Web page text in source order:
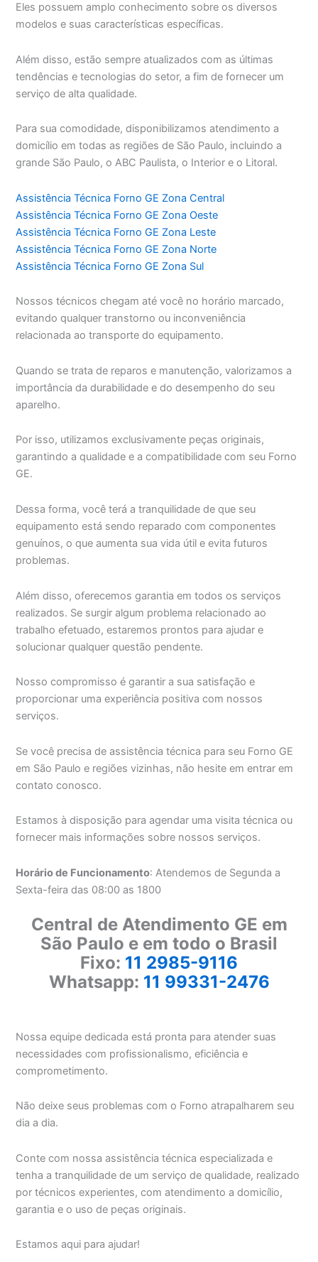
Eles possuem amplo conhecimento sobre os diversos
modelos e suas características específicas.
Além disso, estão sempre atualizados com as últimas
tendências e tecnologias do setor, a fim de fornecer um
serviço de alta qualidade.
Para sua comodidade, disponibilizamos atendimento a
domicílio em todas as regiões de São Paulo, incluindo a
grande São Paulo, o ABC Paulista, o Interior e o Litoral.
Assistência Técnica Forno GE Zona Central
Assistência Técnica Forno GE Zona Oeste
Assistência Técnica Forno GE Zona Leste
Assistência Técnica Forno GE Zona Norte
Assistência Técnica Forno GE Zona Sul
Nossos técnicos chegam até você no horário marcado,
evitando qualquer transtorno ou inconveniência
relacionada ao transporte do equipamento.
Quando se trata de reparos e manutenção, valorizamos a
importância da durabilidade e do desempenho do seu
aparelho.
Por isso, utilizamos exclusivamente peças originais,
garantindo a qualidade e a compatibilidade com seu Forno
GE.
Dessa forma, você terá a tranquilidade de que seu
equipamento está sendo reparado com componentes
genuínos, o que aumenta sua vida útil e evita futuros
problemas.
Além disso, oferecemos garantia em todos os serviços
realizados. Se surgir algum problema relacionado ao
trabalho efetuado, estaremos prontos para ajudar e
solucionar qualquer questão pendente.
Nosso compromisso é garantir a sua satisfação e
proporcionar uma experiência positiva com nossos
serviços.
Se você precisa de assistência técnica para seu Forno GE
em São Paulo e regiões vizinhas, não hesite em entrar em
contato conosco.
Estamos à disposição para agendar uma visita técnica ou
fornecer mais informações sobre nossos serviços.
Horário de Funcionamento: Atendemos de Segunda a
Sexta-feira das 08:00 as 1800
Central de Atendimento GE em
São Paulo e em todo o Brasil
Fixo: 11 2985-9116
Whatsapp: 11 99331-2476
Nossa equipe dedicada está pronta para atender suas
necessidades com profissionalismo, eficiência e
comprometimento.
Não deixe seus problemas com o Forno atrapalharem seu
dia a dia.
Conte com nossa assistência técnica especializada e
tenha a tranquilidade de um serviço de qualidade, realizado
por técnicos experientes, com atendimento a domicílio,
garantia e o uso de peças originais.
Estamos aqui para ajudar!